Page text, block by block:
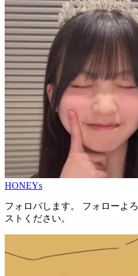
HONEYs
フォロバします。 フォローよ
ストください。